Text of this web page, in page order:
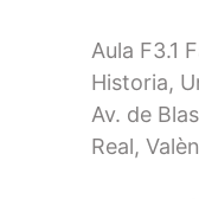
Aula F3.1
Historia,
Av. de
Real,